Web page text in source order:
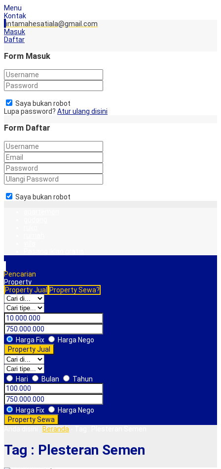
Menu
Kontak
intamahesatiala@gmail.com
Masuk
Daftar
Form Masuk
Saya bukan robot
Lupa password? Atur ulang disini
Form Daftar
Saya bukan robot
Pencarian
Property
Property Jual Property Sewa?
Harga Fix
Harga Nego
Property Jual
Hari Bulan Tahun
Harga Fix
Harga Nego
Property Sewa
Beranda
Tag : Plesteran Semen